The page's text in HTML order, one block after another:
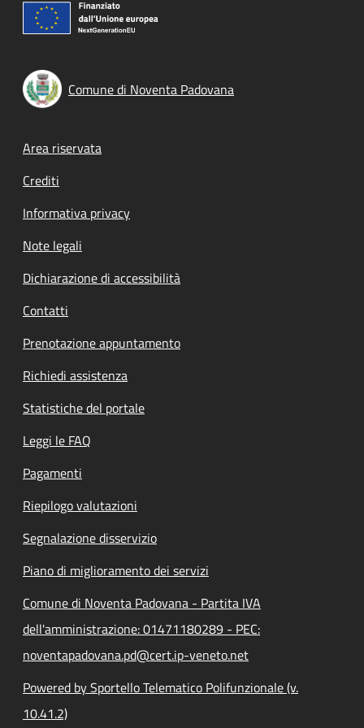
Comune di Noventa Padovana
Footer menu
Area riservata
Crediti
Informativa privacy
Note legali
Dichiarazione di accessibilità
Contatti
Prenotazione appuntamento
Richiedi assistenza
Statistiche del portale
Leggi le FAQ
Pagamenti
Riepilogo valutazioni
Segnalazione disservizio
Piano di miglioramento dei servizi
Comune di Noventa Padovana - Partita IVA
dell'amministrazione: 01471180289 - PEC:
noventapadovana.pd@cert.ip-veneto.net
Powered by Sportello Telematico Polifunzionale (v.
10.41.2)